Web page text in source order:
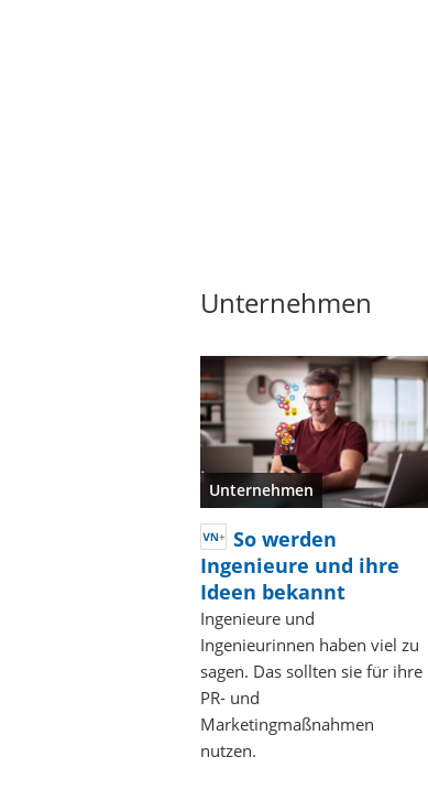
Unternehmen
Unternehmen
So werden
Ingenieure und ihre
Ideen bekannt
Ingenieure und
Ingenieurinnen haben viel zu
sagen. Das sollten sie für ihre
PR- und
Marketingmaßnahmen
nutzen.